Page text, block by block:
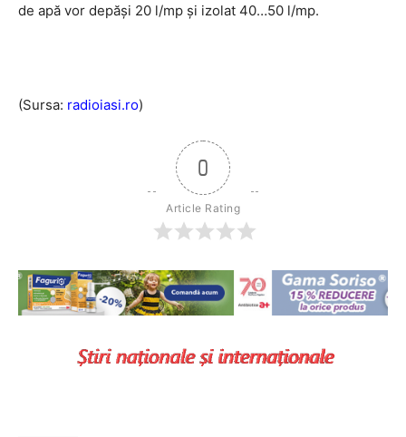
de apă vor depăşi 20 l/mp şi izolat 40…50 l/mp.
(Sursa: radioiasi.ro)
0
Article Rating